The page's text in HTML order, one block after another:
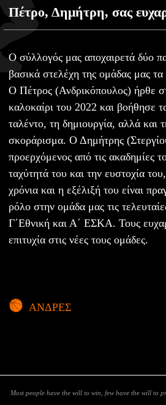
Πέτρο, Δημήτρη, σας
Ο σύλλογός μας αποχαιρετά δύο
βασικά στελέχη της ομάδας μας τα
Ο Πέτρος (Ανδρικόπουλος) ήρθε
καλοκαίρι του 2022 και βοήθησε
ταλέντο, τη δημιουργία, αλλά και
σκοράρισμα. Ο Δημήτρης
προερχόμενος από τις ακαδημίες
ταχύτητά του και την ευστοχία
χρόνια και η εξέλιξή του είναι
ρόλο στην ομάδα μας τις
Γ΄Εθνική και Α΄ ΕΣΚΑ. Τους
επιτυχία στις νέες τους ομάδες.
ΑΝΔΡΕΣ
Most people have the will to win, few have the will to